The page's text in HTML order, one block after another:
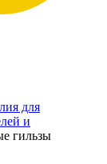
для
и
гильзы